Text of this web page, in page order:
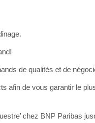
de qualités et de
afin de vous garantir le
chez BNP Paribas